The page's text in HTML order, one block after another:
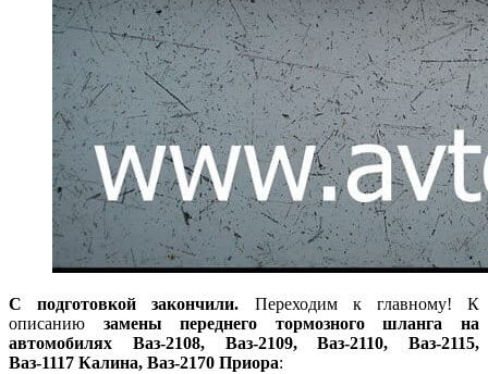
С подготовкой закончили. Переходим к главному! К
описанию замены переднего тормозного шланга на
автомобилях Ваз-2108, Ваз-2109, Ваз-2110, Ваз-2115,
Ваз-1117 Калина, Ваз-2170 Приора: